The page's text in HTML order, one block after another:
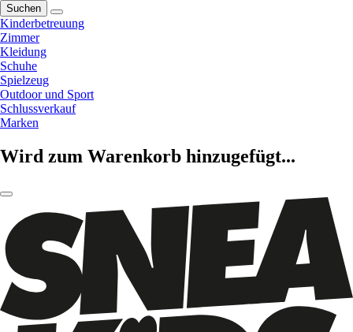
Suchen
Kinderbetreuung
Zimmer
Kleidung
Schuhe
Spielzeug
Outdoor und Sport
Schlussverkauf
Marken
Wird zum Warenkorb hinzugefügt...